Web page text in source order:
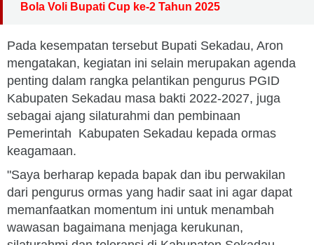
Bola Voli Bupati Cup ke-2 Tahun 2025
Pada kesempatan tersebut Bupati Sekadau, Aron
mengatakan, kegiatan ini selain merupakan agenda
penting dalam rangka pelantikan pengurus PGID
Kabupaten Sekadau masa bakti 2022-2027, juga
sebagai ajang silaturahmi dan pembinaan
Pemerintah Kabupaten Sekadau kepada ormas
keagamaan.
"Saya berharap kepada bapak dan ibu perwakilan
dari pengurus ormas yang hadir saat ini agar dapat
memanfaatkan momentum ini untuk menambah
wawasan bagaimana menjaga kerukunan,